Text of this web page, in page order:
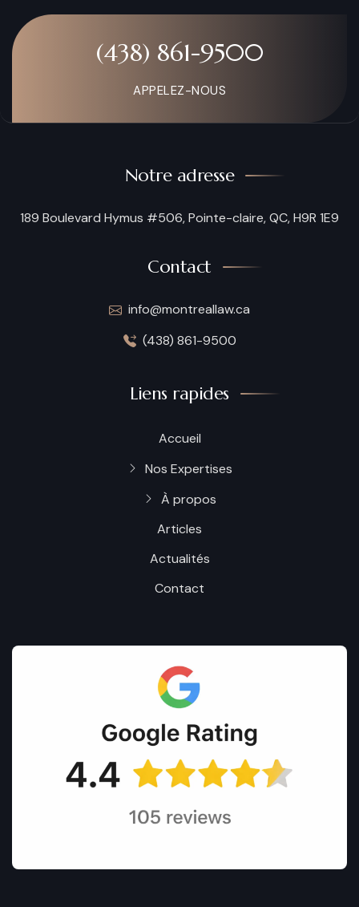
(438) 861-9500
APPELEZ-NOUS
Notre adresse
189 Boulevard Hymus #506, Pointe-claire, QC, H9R 1E9
Contact
info@montreallaw.ca
(438) 861-9500
Liens rapides
Accueil
Nos Expertises
À propos
Articles
Actualités
Contact